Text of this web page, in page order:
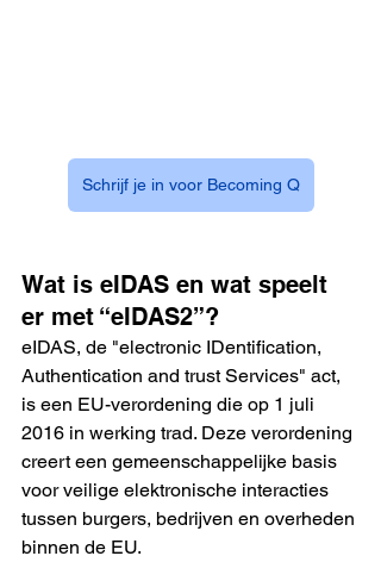
Schrijf je in voor Becoming Q
Wat is eIDAS en wat speelt
er met “eIDAS2”?
eIDAS, de "electronic IDentification,
Authentication and trust Services" act,
is een EU-verordening die op 1 juli
2016 in werking trad. Deze verordening
creert een gemeenschappelijke basis
voor veilige elektronische interacties
tussen burgers, bedrijven en overheden
binnen de EU.